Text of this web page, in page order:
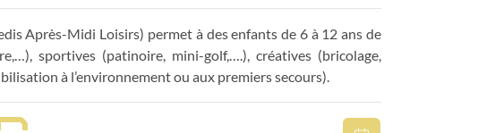
Après-Midi Loisirs) permet à des enfants de 6 à 12 ans de
sportives (patinoire, mini-golf,….), créatives (bricolage,
à l’environnement ou aux premiers secours).